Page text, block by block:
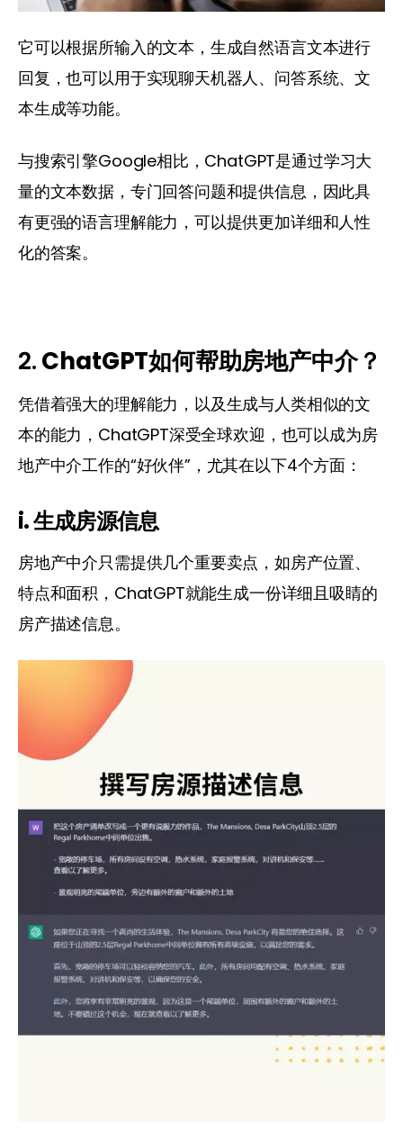
它可以根据所输入的文本，生成自然语言文本进行
回复，也可以用于实现聊天机器人、问答系统、文
本生成等功能。
与搜索引擎Google相比，ChatGPT是通过学习大
量的文本数据，专门回答问题和提供信息，因此具
有更强的语言理解能力，可以提供更加详细和人性
化的答案。
2.ChatGPT如何帮助房地产中介？
凭借着强大的理解能力，以及生成与人类相似的文
本的能力，ChatGPT深受全球欢迎，也可以成为房
地产中介工作的“好伙伴”，尤其在以下4个方面：
i. 生成房源信息
房地产中介只需提供几个重要卖点，如房产位置、
特点和面积，ChatGPT就能生成一份详细且吸睛的
房产描述信息。